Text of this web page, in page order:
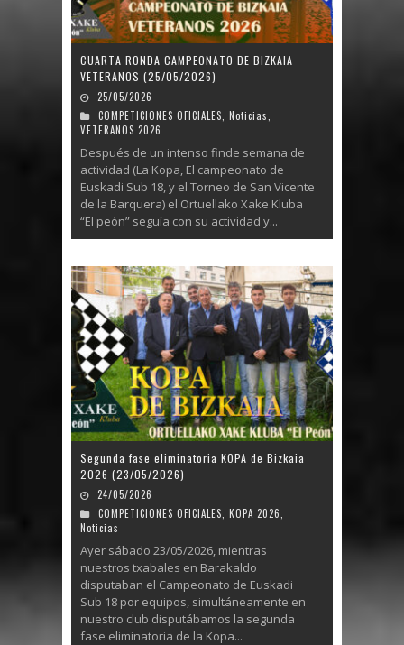
CUARTA RONDA CAMPEONATO DE BIZKAIA
VETERANOS (25/05/2026)
25/05/2026
COMPETICIONES OFICIALES, Noticias,
VETERANOS 2026
Después de un intenso finde semana de
actividad (La Kopa, El campeonato de
Euskadi Sub 18, y el Torneo de San Vicente
de la Barquera) el Ortuellako Xake Kluba
“El peón” seguía con su actividad y...
Segunda fase eliminatoria KOPA de Bizkaia
2026 (23/05/2026)
24/05/2026
COMPETICIONES OFICIALES KOPA 2026
Noticias
Ayer sábado 23/05/2026, mientras
nuestros txabales en Barakaldo
disputaban el Campeonato de Euskadi
Sub 18 por equipos, simultáneamente en
nuestro club disputábamos la segunda
fase eliminatoria de la Kopa...